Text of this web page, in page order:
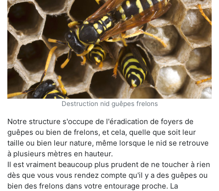
Destruction nid guêpes frelons
Notre structure s'occupe de l'éradication de foyers de
guêpes ou bien de frelons, et cela, quelle que soit leur
taille ou bien leur nature, même lorsque le nid se retrouve
à plusieurs mètres en hauteur.
Il est vraiment beaucoup plus prudent de ne toucher à rien
dès que vous vous rendez compte qu'il y a des guêpes ou
bien des frelons dans votre entourage proche. La